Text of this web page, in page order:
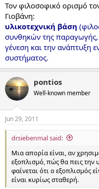
Τον φιλοσοφικό ορισμό
Γιοβάνη:
υλικοτεχνική βάση
συνθηκών της παραγωγής,
γένεση και την ανάπτυξη
συστήματος.
pontios
Well-known member
Jun 29, 2011
drsiebenmal said:
Μια απορία είναι, αν
εξοπλισμό, πώς θα πεις την
φαίνεται ότι ο εξοπλισμός
είναι κυρίως σταθερή.